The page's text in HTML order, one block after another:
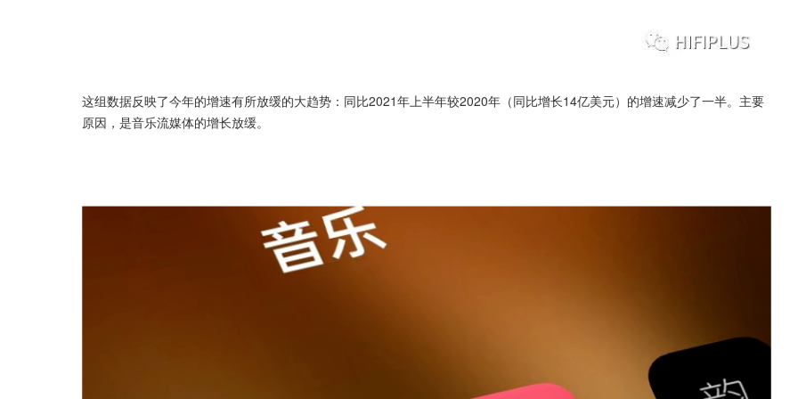
这组数据反映了今年的增速有所放缓的大趋势：同比2021年上半年较2020年（同比增长14亿美元）的增速减少了一半。主要
原因，是音乐流媒体的增长放缓。